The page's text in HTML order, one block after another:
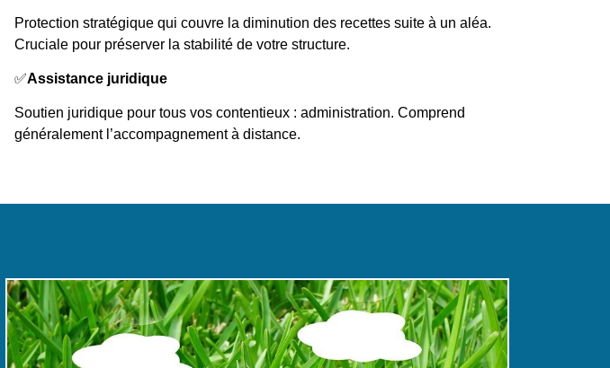
Protection stratégique qui couvre la diminution des recettes suite à un aléa.
Cruciale pour préserver la stabilité de votre structure.
✅Assistance juridique
Soutien juridique pour tous vos contentieux : administration. Comprend
généralement l’accompagnement à distance.